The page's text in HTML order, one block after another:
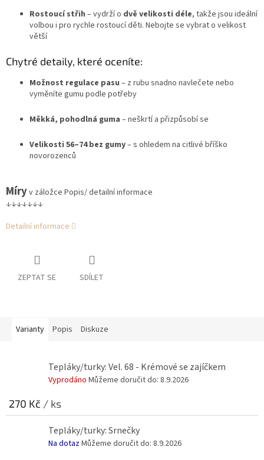
Rostoucí střih – vydrží o dvě velikosti déle, takže jsou ideální
volbou i pro rychle rostoucí děti. Nebojte se vybrat o velikost
větší
Chytré detaily, které oceníte:
Možnost regulace pasu – z rubu snadno navlečete nebo
vyměníte gumu podle potřeby
Měkká, pohodlná guma – neškrtí a přizpůsobí se
Velikosti 56–74 bez gumy– s ohledem na citlivé bříško
novorozenců
Míryv záložce Popis/ detailní informace
↓↓↓↓↓↓↓
Detailní informace
ZEPTAT SE SDÍLET
Varianty Popis Diskuze
Tepláky/turky: Vel. 68 - Krémové se zajíčkem
Vyprodáno Můžeme doručit do: 8.9.2026
270 Kč / ks
Tepláky/turky: Srnečky
Na dotazMůžeme doručit do: 8.9.2026